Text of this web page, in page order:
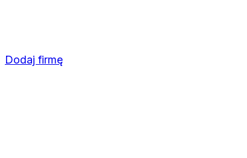
Dodaj firmę